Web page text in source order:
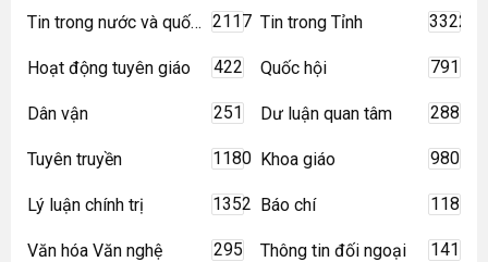
Tin trong nước và quốc tế 2117 Tin trong Tỉnh 3322
Hoạt động tuyên giáo 422 Quốc hội 791
Dân vận 251 Dư luận quan tâm 288
Tuyên truyền 1180 Khoa giáo 980
Lý luận chính trị 1352 Báo chí 118
Văn hóa Văn nghệ 295 Thông tin đối ngoại 141